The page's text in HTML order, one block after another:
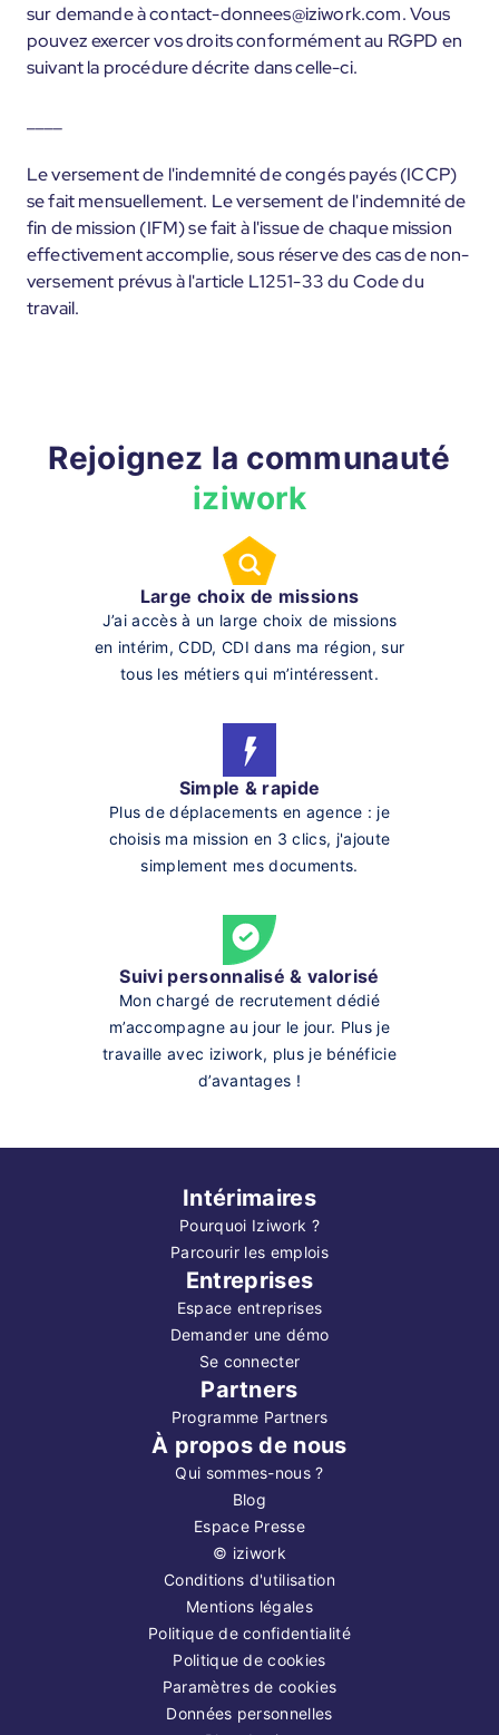
sur demande à contact-donnees@iziwork.com. Vous
pouvez exercer vos droits conformément au RGPD en
suivant la procédure décrite dans celle-ci.
Le versement de l'indemnité de congés payés (ICCP)
se fait mensuellement. Le versement de l'indemnité de
fin de mission (IFM) se fait à l'issue de chaque mission
effectivement accomplie, sous réserve des cas de non-
versement prévus à l'article L1251-33 du Code du
travail.
Rejoignez la communauté
iziwork
Large choix de missions
J’ai accès à un large choix de missions
en intérim, CDD, CDI dans ma région, sur
tous les métiers qui m’intéressent.
Simple & rapide
Plus de déplacements en agence : je
choisis ma mission en 3 clics, j'ajoute
simplement mes documents.
Suivi personnalisé & valorisé
Mon chargé de recrutement dédié
m’accompagne au jour le jour. Plus je
travaille avec iziwork, plus je bénéficie
d’avantages !
Intérimaires
Pourquoi Iziwork ?
Parcourir les emplois
Entreprises
Espace entreprises
Demander une démo
Se connecter
Partners
Programme Partners
À propos de nous
Qui sommes-nous ?
Blog
Espace Presse
© iziwork
Conditions d'utilisation
Mentions légales
Politique de confidentialité
Politique de cookies
Paramètres de cookies
Données personnelles